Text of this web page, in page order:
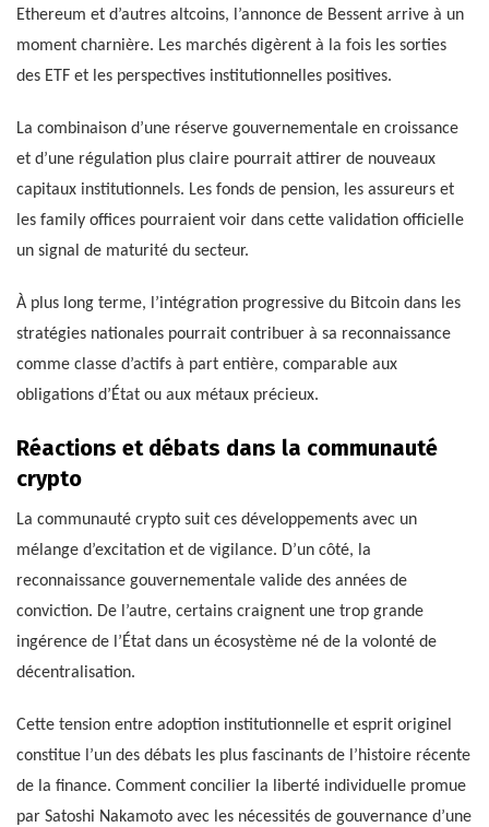
Ethereum et d’autres altcoins, l’annonce de Bessent arrive à un
moment charnière. Les marchés digèrent à la fois les sorties
des ETF et les perspectives institutionnelles positives.
La combinaison d’une réserve gouvernementale en croissance
et d’une régulation plus claire pourrait attirer de nouveaux
capitaux institutionnels. Les fonds de pension, les assureurs et
les family offices pourraient voir dans cette validation officielle
un signal de maturité du secteur.
À plus long terme, l’intégration progressive du Bitcoin dans les
stratégies nationales pourrait contribuer à sa reconnaissance
comme classe d’actifs à part entière, comparable aux
obligations d’État ou aux métaux précieux.
Réactions et débats dans la communauté
crypto
La communauté crypto suit ces développements avec un
mélange d’excitation et de vigilance. D’un côté, la
reconnaissance gouvernementale valide des années de
conviction. De l’autre, certains craignent une trop grande
ingérence de l’État dans un écosystème né de la volonté de
décentralisation.
Cette tension entre adoption institutionnelle et esprit originel
constitue l’un des débats les plus fascinants de l’histoire récente
de la finance. Comment concilier la liberté individuelle promue
par Satoshi Nakamoto avec les nécessités de gouvernance d’une